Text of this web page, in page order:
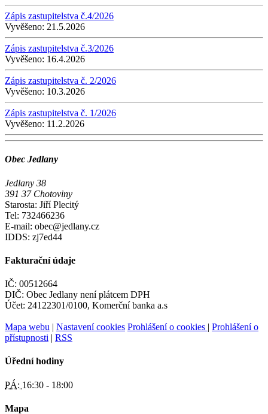
Zápis zastupitelstva č.4/2026
Vyvěšeno: 21.5.2026
Zápis zastupitelstva č.3/2026
Vyvěšeno: 16.4.2026
Zápis zastupitelstva č. 2/2026
Vyvěšeno: 10.3.2026
Zápis zastupitelstva č. 1/2026
Vyvěšeno: 11.2.2026
Obec Jedlany
Jedlany 38
391 37 Chotoviny
Starosta: Jiří Plecitý
Tel: 732466236
E-mail: obec@jedlany.cz
IDDS: zj7ed44
Fakturační údaje
IČ: 00512664
DIČ: Obec Jedlany není plátcem DPH
Účet: 24122301/0100, Komerční banka a.s
Mapa webu | Nastavení cookies Prohlášení o cookies | Prohlášení o
přístupnosti | RSS
Úřední hodiny
PÁ: 16:30 - 18:00
Mapa